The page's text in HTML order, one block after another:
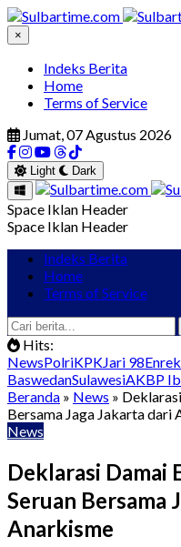
×
Indeks Berita
Home
Terms of Service
Jumat, 07 Agustus 2026
Light Dark
Space Iklan Header
Space Iklan Header
Indeks Berita
Home
Terms of Service
Hits:
NewsPolriKPKJari 98
BaswedanSulawesiAKBP
Beranda » News »
Bersama Jaga Jakarta dari
News
Deklarasi Damai
Seruan Bersama
Anarkisme